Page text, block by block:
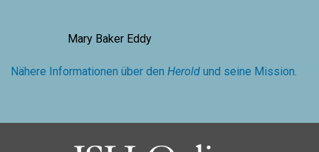
Mary Baker Eddy
Nähere Informationen über den Herold und seine Mission.